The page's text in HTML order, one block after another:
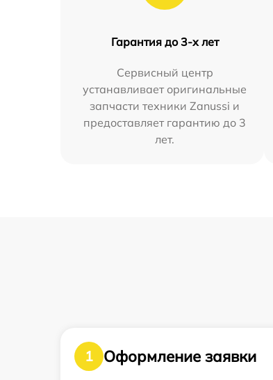
Гарантия до 3-х лет
Сервисный центр
устанавливает оригинальные
запчасти техники Zanussi и
предоставляет гарантию до 3
лет.
1
Оформление заявки